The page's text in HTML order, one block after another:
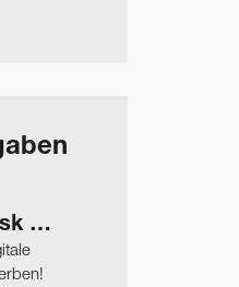
…